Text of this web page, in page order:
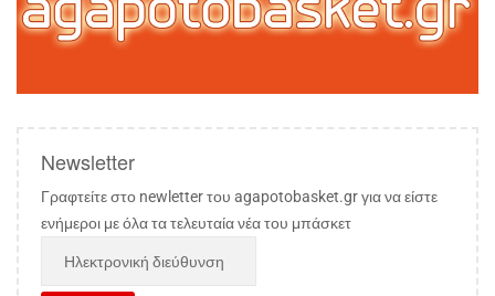
Newsletter
Γραφτείτε στο newletter του agapotobasket.gr για να είστε
ενήμεροι με όλα τα τελευταία νέα του μπάσκετ